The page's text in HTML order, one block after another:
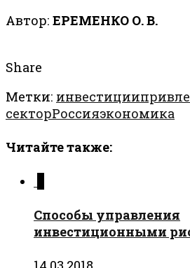
Автор: ЕРЕМЕНКО О. В.
Share
Метки: инвестиции
секторРоссияэкономика
Читайте также:
Способы управления
инвестиционными